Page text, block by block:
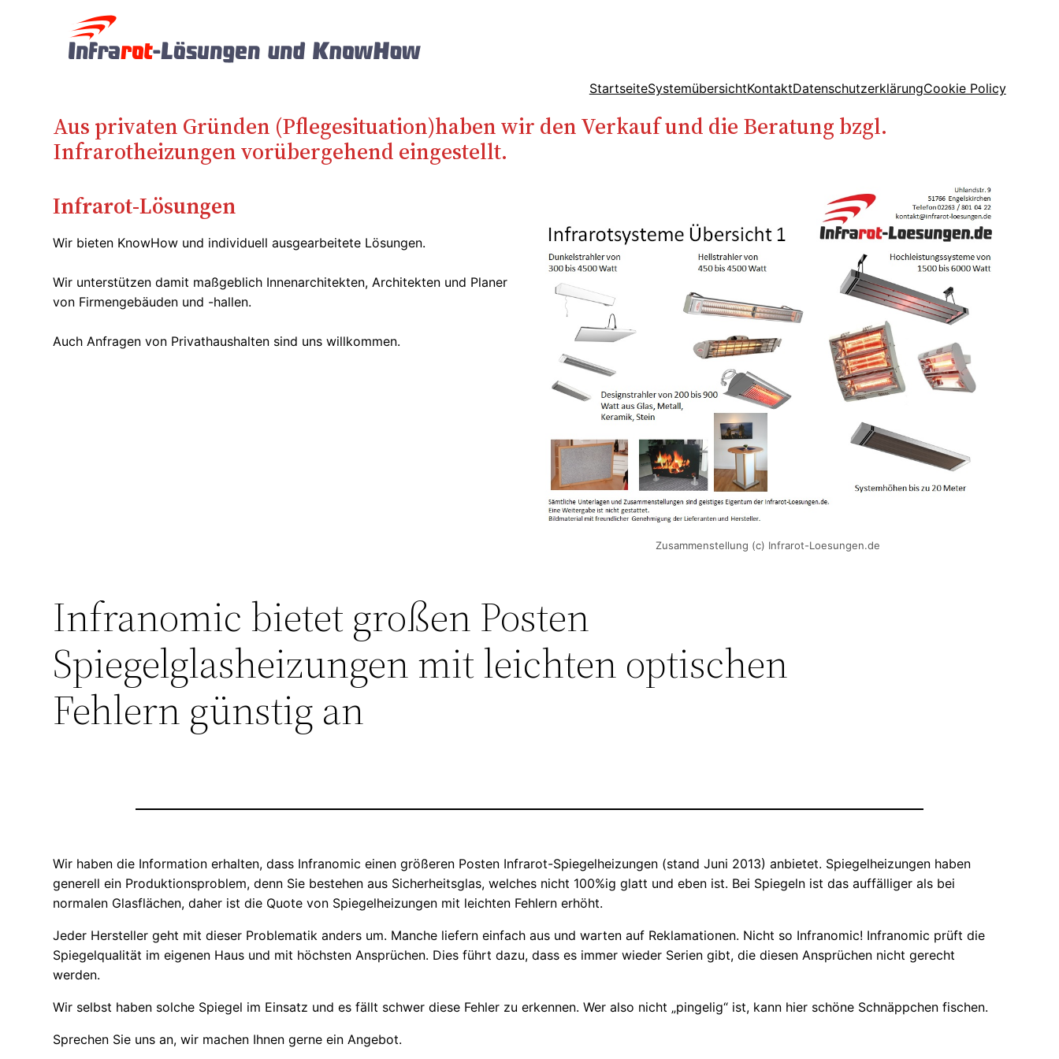
StartseiteSystemübersichtKontaktDatenschutzerklärungCookie Policy
Aus privaten Gründen (Pflegesituation)haben wir den Verkauf und die Beratung bzgl.
Infrarotheizungen vorübergehend eingestellt.
Infrarot-Lösungen
Wir bieten KnowHow und individuell ausgearbeitete Lösungen.
Wir unterstützen damit maßgeblich Innenarchitekten, Architekten und Planer
von Firmengebäuden und -hallen.
Auch Anfragen von Privathaushalten sind uns willkommen.
Zusammenstellung (c) Infrarot-Loesungen.de
Infranomic bietet großen Posten
Spiegelglasheizungen mit leichten optischen
Fehlern günstig an
Wir haben die Information erhalten, dass Infranomic einen größeren Posten Infrarot-Spiegelheizungen (stand Juni 2013) anbietet. Spiegelheizungen haben
generell ein Produktionsproblem, denn Sie bestehen aus Sicherheitsglas, welches nicht 100%ig glatt und eben ist. Bei Spiegeln ist das auffälliger als bei
normalen Glasflächen, daher ist die Quote von Spiegelheizungen mit leichten Fehlern erhöht.
Jeder Hersteller geht mit dieser Problematik anders um. Manche liefern einfach aus und warten auf Reklamationen. Nicht so Infranomic! Infranomic prüft die
Spiegelqualität im eigenen Haus und mit höchsten Ansprüchen. Dies führt dazu, dass es immer wieder Serien gibt, die diesen Ansprüchen nicht gerecht
werden.
Wir selbst haben solche Spiegel im Einsatz und es fällt schwer diese Fehler zu erkennen. Wer also nicht „pingelig“ ist, kann hier schöne Schnäppchen fischen.
Sprechen Sie uns an, wir machen Ihnen gerne ein Angebot.